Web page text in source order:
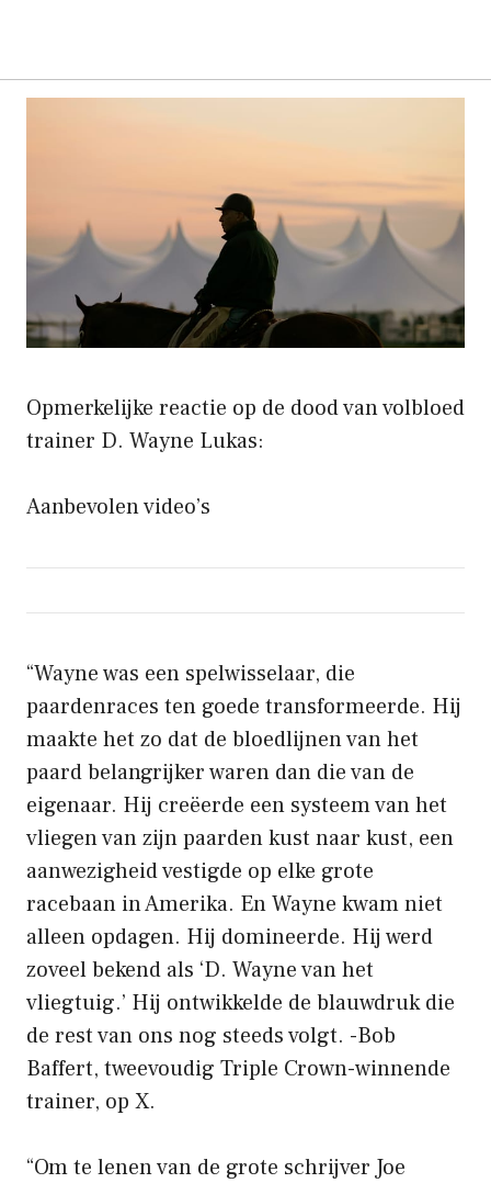
Opmerkelijke reactie op de dood van volbloed
trainer D. Wayne Lukas:
Aanbevolen video’s
“Wayne was een spelwisselaar, die
paardenraces ten goede transformeerde. Hij
maakte het zo dat de bloedlijnen van het
paard belangrijker waren dan die van de
eigenaar. Hij creëerde een systeem van het
vliegen van zijn paarden kust naar kust, een
aanwezigheid vestigde op elke grote
racebaan in Amerika. En Wayne kwam niet
alleen opdagen. Hij domineerde. Hij werd
zoveel bekend als ‘D. Wayne van het
vliegtuig.’ Hij ontwikkelde de blauwdruk die
de rest van ons nog steeds volgt. -Bob
Baffert, tweevoudig Triple Crown-winnende
trainer, op X.
“Om te lenen van de grote schrijver Joe